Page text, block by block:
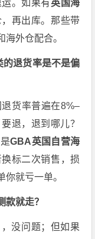
。如果有英国海
再出库。那些带
外仓配合。
的退货率是不是偏
货率普遍在8%–
退，退到哪儿？
GBA英国自营海
标二次销售，损
就亏一单。
就走？
没问题；但如果